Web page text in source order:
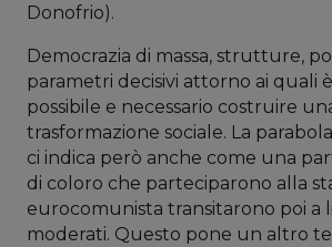
Donofrio).
Democrazia di massa, strutture,
parametri decisivi attorno ai quali
possibile e necessario costruire
trasformazione sociale. La
ci indica però anche come una
di coloro che parteciparono alla
eurocomunista transitarono poi a
moderati. Questo pone un altro